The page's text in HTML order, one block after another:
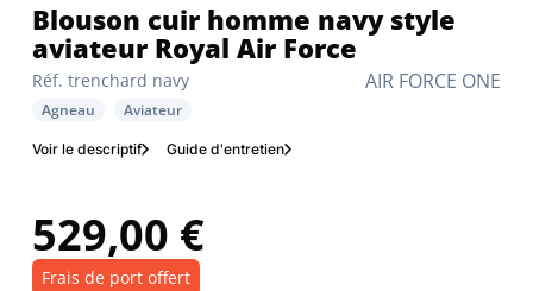
AIR FORCE ONE
Réf. trenchard navy
Blouson cuir homme navy style
aviateur Royal Air Force
Agneau Aviateur
Voir le descriptif Guide d'entretien
529,00 €
Frais de port offert